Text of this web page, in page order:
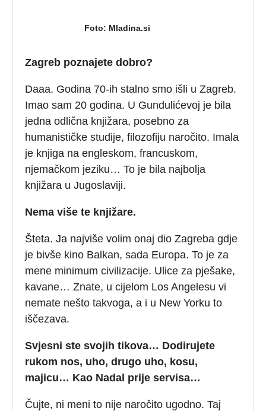
Foto: Mladina.si
Zagreb poznajete dobro?
Daaa. Godina 70-ih stalno smo išli u Zagreb.
Imao sam 20 godina. U Gundulićevoj je bila
jedna odlična knjižara, posebno za
humanističke studije, filozofiju naročito. Imala
je knjiga na engleskom, francuskom,
njemačkom jeziku… To je bila najbolja
knjižara u Jugoslaviji.
Nema više te knjižare.
Šteta. Ja najviše volim onaj dio Zagreba gdje
je bivše kino Balkan, sada Europa. To je za
mene minimum civilizacije. Ulice za pješake,
kavane… Znate, u cijelom Los Angelesu vi
nemate nešto takvoga, a i u New Yorku to
iščezava.
Svjesni ste svojih tikova… Dodirujete
rukom nos, uho, drugo uho, kosu,
majicu… Kao Nadal prije servisa…
Čujte, ni meni to nije naročito ugodno. Taj